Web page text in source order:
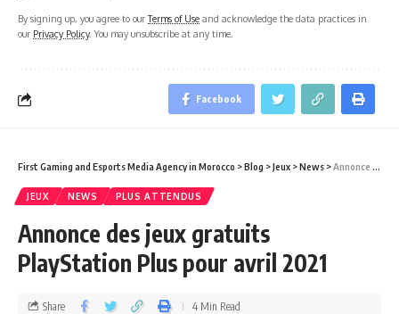
By signing up, you agree to ourTerms of Use and acknowledge the data practices in
our Privacy Policy. You may unsubscribe at any time.
Facebook
First Gaming and Esports Media Agency in Morocco >Blog >Jeux >News >Annonce des jeux gratuits PlayStation Plus pour avril 2021
JEUX NEWS PLUS ATTENDUS
Annonce des jeux gratuits
PlayStation Plus pour avril 2021
Share 4 Min Read